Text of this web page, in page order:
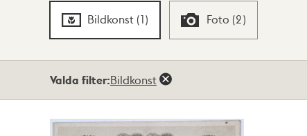
Bildkonst (1) Foto (2)
Valda filter:Bildkonst